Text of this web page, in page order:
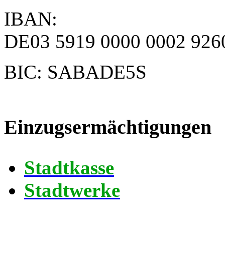
IBAN:
DE03 5919 0000 0002
BIC: SABADE5S
Einzugsermächtigungen
Stadtkasse
Stadtwerke